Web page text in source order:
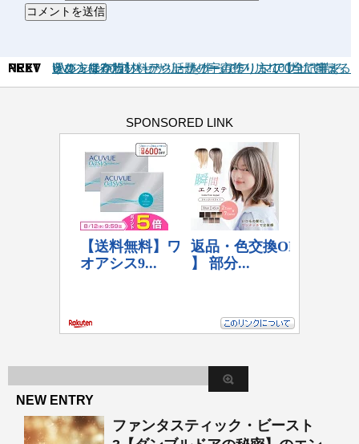
PREV レジンでかわいいアクセサリーの作り方!100均で揃える選び方は?
NEXT UVレジンでアクセサリーを作ってフリマアプリで売ろう！１００均材料から話題の宇宙塗りまで【全記事まとめ・保存版】
SPONSORED LINK
NEW ENTRY
ファンタスティック・ビースト